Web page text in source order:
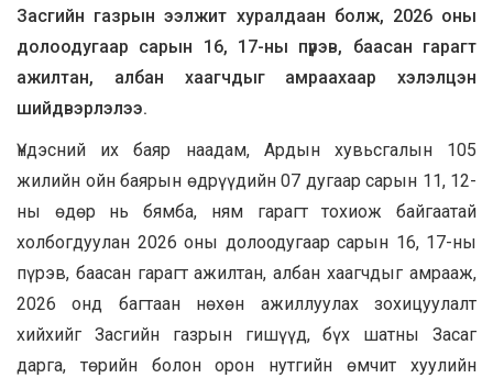
Засгийн газрын ээлжит хуралдаан болж, 2026 оны
долоодугаар сарын 16, 17-ны пүрэв, баасан гарагт
ажилтан, албан хаагчдыг амраахаар хэлэлцэн
шийдвэрлэлээ.
Үндэсний их баяр наадам, Ардын хувьсгалын 105
жилийн ойн баярын өдрүүдийн 07 дугаар сарын 11, 12-
ны өдөр нь бямба, ням гарагт тохиож байгаатай
холбогдуулан 2026 оны долоодугаар сарын 16, 17-ны
пүрэв, баасан гарагт ажилтан, албан хаагчдыг амрааж,
2026 онд багтаан нөхөн ажиллуулах зохицуулалт
хийхийг Засгийн газрын гишүүд, бүх шатны Засаг
дарга, төрийн болон орон нутгийн өмчит хуулийн